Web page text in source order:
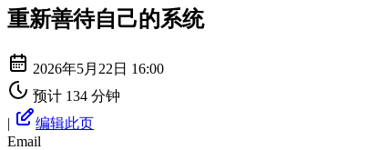
重新善待自己的系统
2026年5月22日 16:00
预计 134 分钟
|
编辑此页
Email